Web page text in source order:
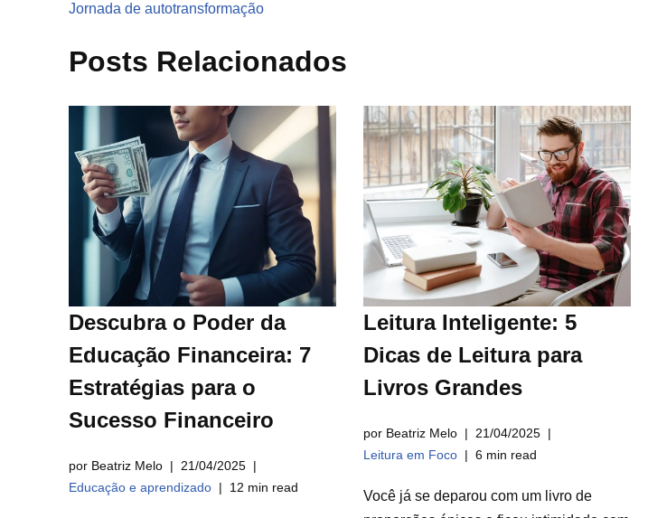
Jornada de autotransformação
Posts Relacionados
Descubra o Poder da
Educação Financeira: 7
Estratégias para o
Sucesso Financeiro
por Beatriz Melo
21/04/2025
Educação e aprendizado
12 min read
Leitura Inteligente: 5
Dicas de Leitura para
Livros Grandes
por Beatriz Melo
21/04/2025
Leitura em Foco
6 min read
Você já se deparou com um livro de